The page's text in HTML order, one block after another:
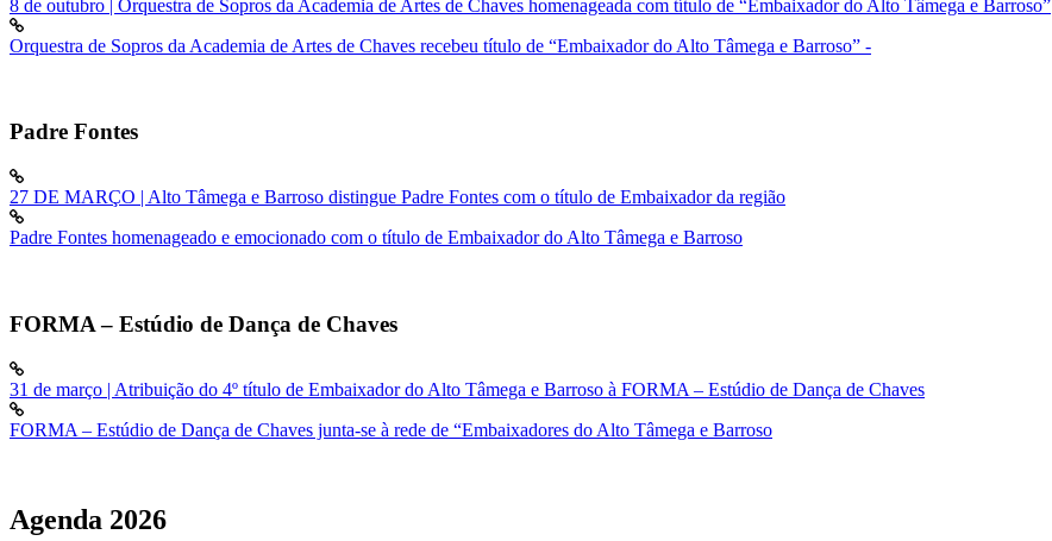
8 de outubro | Orquestra de Sopros da Academia de Artes de Chaves homenageada com título de “Embaixador do Alto Tâmega e Barroso”
Orquestra de Sopros da Academia de Artes de Chaves recebeu título de “Embaixador do Alto Tâmega e Barroso” -
Padre Fontes
27 DE MARÇO | Alto Tâmega e Barroso distingue Padre Fontes com o título de Embaixador da região
Padre Fontes homenageado e emocionado com o título de Embaixador do Alto Tâmega e Barroso
FORMA – Estúdio de Dança de Chaves
31 de março | Atribuição do 4º título de Embaixador do Alto Tâmega e Barroso à FORMA – Estúdio de Dança de Chaves
FORMA – Estúdio de Dança de Chaves junta-se à rede de “Embaixadores do Alto Tâmega e Barroso
Agenda 2026